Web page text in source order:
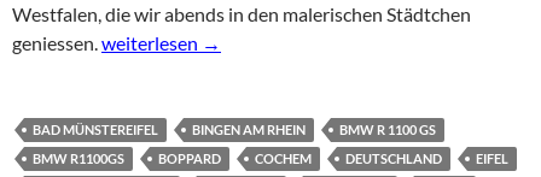
Westfalen, die wir abends in den malerischen Städtchen
geniessen.Frühlings-Kurvenfahrt durch Hunsrück und Eifel
weiterlesen →
BAD MÜNSTEREIFEL BINGEN AM RHEIN
BMW R 1100 GS
BMW R1100GS
BOPPARD COCHEM DEUTSCHLAND
EIFEL